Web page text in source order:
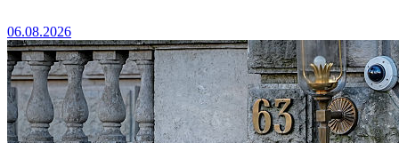
06.08.2026